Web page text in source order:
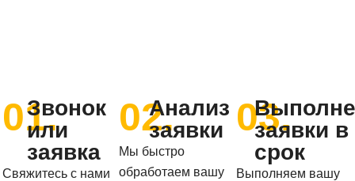
01.
Звонок
или
заявка
Свяжитесь с нами
02.Анализ
заявки
Мы быстро
обработаем вашу
03.
заявки в
срок
Выполняем вашу